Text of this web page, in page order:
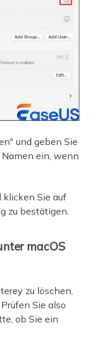
und geben Sie
ein, wenn
Sie auf
zu bestätigen.
macOS
zu löschen,
Sie also
ob Sie ein